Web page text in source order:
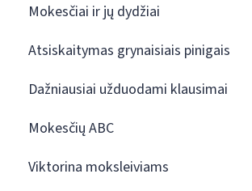
Mokesčiai ir jų dydžiai
Atsiskaitymas grynaisiais pinigais
Dažniausiai užduodami klausimai
Mokesčių ABC
Viktorina moksleiviams